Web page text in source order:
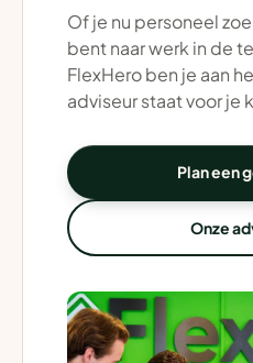
Of je nu personeel
bent naar werk in de
FlexHero ben je aan
adviseur staat voor je
Plan een
Onze